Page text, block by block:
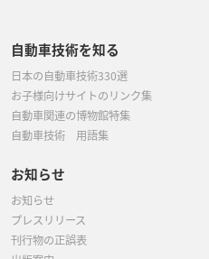
自動車技術を知る
日本の自動車技術330選
お子様向けサイトのリンク集
自動車関連の博物館特集
自動車技術 用語集
お知らせ
お知らせ
プレスリリース
刊行物の正誤表